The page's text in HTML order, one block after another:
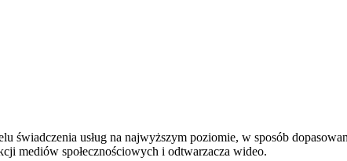
świadczenia usług na najwyższym poziomie, w sposób
mediów społecznościowych i odtwarzacza wideo.